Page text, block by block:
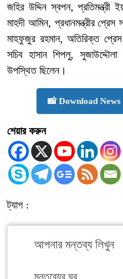
জহির উদ্দিন স্বপন, প্রতিমন্ত্রী
মাহদী আমিন, প্রধানমন্ত্রীর প্রেস
মাহফুজুর রহমান, অতিরিক্ত
সচিব হাসান শিপলু,
উপস্থিত ছিলেন।
📸 Download
শেয়ার করুন
ট্যাগ :
আপনার মন্তব্য লিখুন
মন্তব্যের ঘর